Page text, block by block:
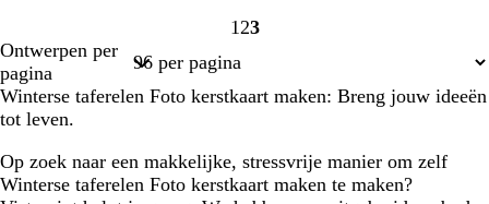
Pagina
1
1Pagina
2Pagina
3
Ontwerpen per
pagina
Winterse taferelen Foto kerstkaart maken: Breng jouw ideeën
tot leven.
Op zoek naar een makkelijke, stressvrije manier om zelf
Winterse taferelen Foto kerstkaart maken te maken?